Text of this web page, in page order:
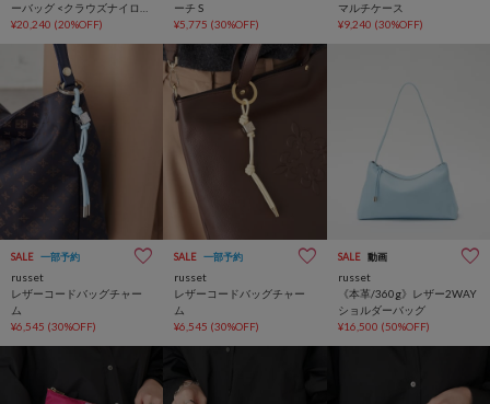
ーバッグ <クラウズナイロン
>
¥20,240 (20%OFF)
ーチ S
¥5,775 (30%OFF)
マルチケース
¥9,240 (30%OFF)
SALE 一部予約
russet
レザーコードバッグチャー
ム
¥6,545 (30%OFF)
SALE 一部予約
russet
レザーコードバッグチャー
ム
¥6,545 (30%OFF)
SALE 動画
russet
《本革/360g》レザー2WAY
ショルダーバッグ
¥16,500 (50%OFF)